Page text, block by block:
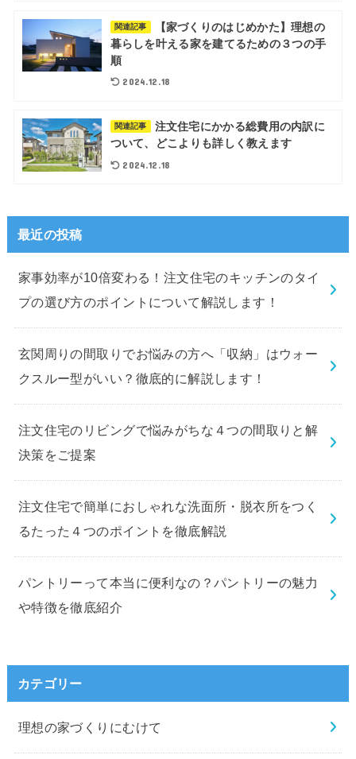
関連記事
【家づくりのはじめかた】理想の
暮らしを叶える家を建てるための３つの手
順
2024.12.18
関連記事
注文住宅にかかる総費用の内訳に
ついて、どこよりも詳しく教えます
2024.12.18
最近の投稿
家事効率が10倍変わる！注文住宅のキッチンのタイ
プの選び方のポイントについて解説します！
玄関周りの間取りでお悩みの方へ「収納」はウォー
クスルー型がいい？徹底的に解説します！
注文住宅のリビングで悩みがちな４つの間取りと解
決策をご提案
注文住宅で簡単におしゃれな洗面所・脱衣所をつく
るたった４つのポイントを徹底解説
パントリーって本当に便利なの？パントリーの魅力
や特徴を徹底紹介
カテゴリー
理想の家づくりにむけて